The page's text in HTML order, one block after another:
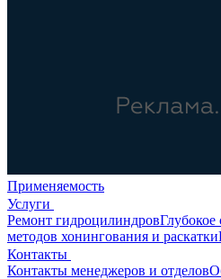
Применяемость
Услуги
Ремонт гидроцилиндровГлубокое
методов хонингования и раскатки
Контакты
Контакты менеджеров и отделов